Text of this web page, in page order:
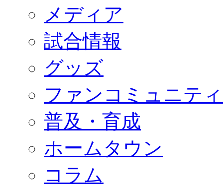
2026/27ファンコミュニティ
サポートショップ
GOODS
オフィシャルストア（実店舗）
オンラインストア
ACADEMY
アカデミーについて
コーチ&スタッフ
ジュニア
ジュニアユース
ユース
練習拠点（ナラディーア）
SCHOOL
CLUB
パートナー募集
クラブ理念
メディア
試合情報
グッズ
ファンコミュニティ
普及・育成
ホームタウン
コラム